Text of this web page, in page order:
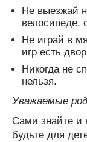
Не выезжай
велосипеде,
Не играй в
игр есть
Никогда не
нельзя.
Уважаемые
Сами знайте и
будьте для